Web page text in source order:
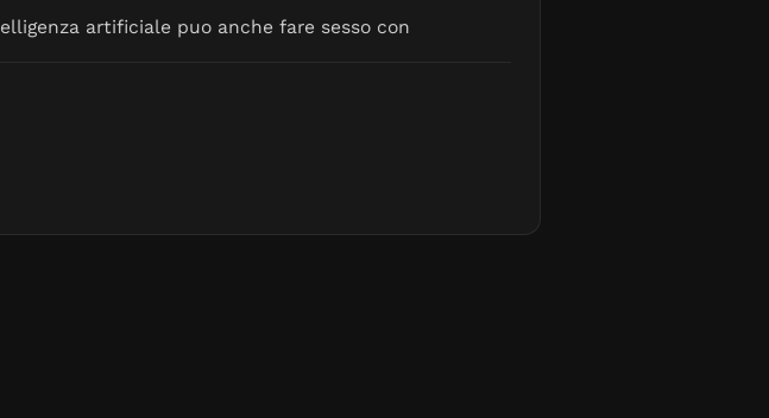
artificiale puo anche fare sesso con